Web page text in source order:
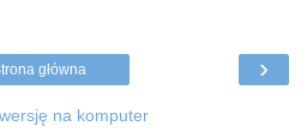
›
główna
na komputer